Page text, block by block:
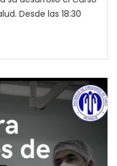
Desde las 18:30